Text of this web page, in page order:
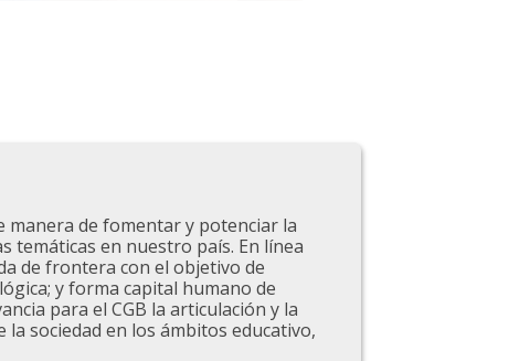
manera de fomentar y potenciar la
temáticas en nuestro país. En línea
de frontera con el objetivo de
y forma capital humano de
para el CGB la articulación y la
sociedad en los ámbitos educativo,